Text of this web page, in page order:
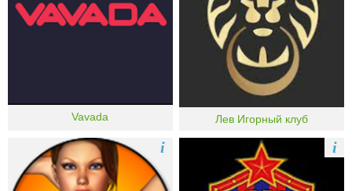
Vavada Лев Игорный клуб
i i